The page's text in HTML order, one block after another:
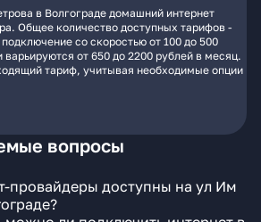
в Волгограде домашний интернет
Общее количество доступных тарифов -
со скоростью от 100 до 500
от 650 до 2200 рублей в месяц.
тариф, учитывая необходимые опции
вопросы
провайдеры доступны на ул Им